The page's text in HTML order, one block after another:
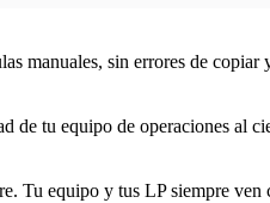
manuales, sin errores de copiar
de tu equipo de operaciones al
Tu equipo y tus LP siempre ven